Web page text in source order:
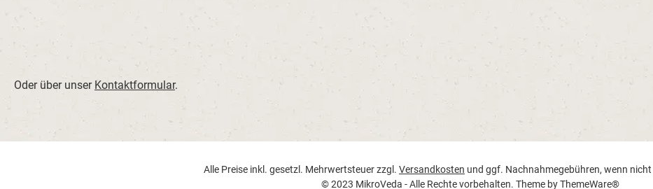
Oder über unser Kontaktformular.
Alle Preise inkl. gesetzl. Mehrwertsteuer zzgl. Versandkosten und ggf. Nachnahmegebühren, wenn
© 2023 MikroVeda - Alle Rechte vorbehalten. Theme byThemeWare®